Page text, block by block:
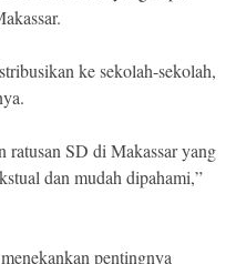
ke sekolah-sekolah,
ratusan SD di Makassar yang
dan mudah dipahami,”
pentingnya